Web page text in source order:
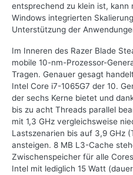
entsprechend zu klein ist, kann
Windows integrierten
Unterstützung der
Im Inneren des Razer Blade
mobile 10-nm-Prozessor-
Tragen. Genauer gesagt
Intel Core i7-1065G7 der 10.
der sechs Kerne bietet und
bis zu acht Threads parallel
mit 1,3 GHz vergleichsweise
Lastszenarien bis auf 3,9 GHz
ansteigen. 8 MB L3-Cache
Zwischenspeicher für alle
Intel mit lediglich 15 Watt